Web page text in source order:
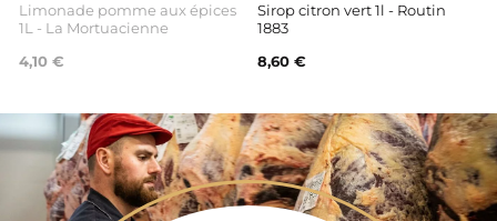
Limonade pomme aux épices
1L - La Mortuacienne
4,10 €
Sirop citron vert 1l - Routin
1883
8,60 €